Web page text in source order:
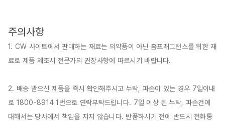
주의사항
1. CW 사이트에서 판매하는 재료는 의약품이 아닌 홈프래그런스를 위한 재
료로 제품 제조시 전문가의 권장사항에 따르시기 바랍니다.
2. 배송 받으신 제품을 즉시 확인해주시고 누락, 파손이 있는 경우 7일이내
로 1800-8914 1번으로 연락부탁드립니다. 7일 이상 된 누락, 파손건에
대해서는 당사에서 책임을 지지 않습니다. 반품하시기 전에 반드시 전화통